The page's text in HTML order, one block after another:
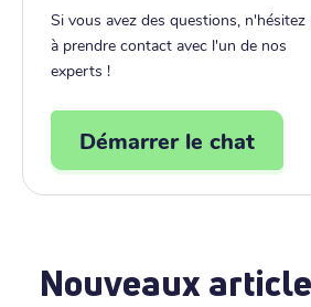
Si vous avez des questions, n'hésitez
à prendre contact avec l'un de nos
experts !
Démarrer le chat
Nouveaux